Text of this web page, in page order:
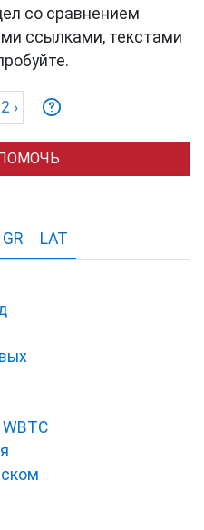
со сравнением
ссылками, текстами
2 ›
GR LAT